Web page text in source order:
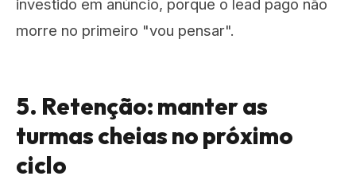
investido em anúncio, porque o lead pago não
morre no primeiro "vou pensar".
5. Retenção: manter as
turmas cheias no próximo
ciclo